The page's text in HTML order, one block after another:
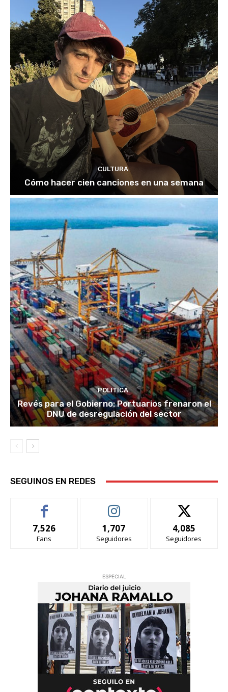
CULTURA
Cómo hacer cien canciones en una semana
POLITICA
Revés para el Gobierno: Portuarios frenaron el
DNU de desregulación del sector
SEGUINOS EN REDES
7,526
Fans
1,707
Seguidores
4,085
Seguidores
ESPECIAL